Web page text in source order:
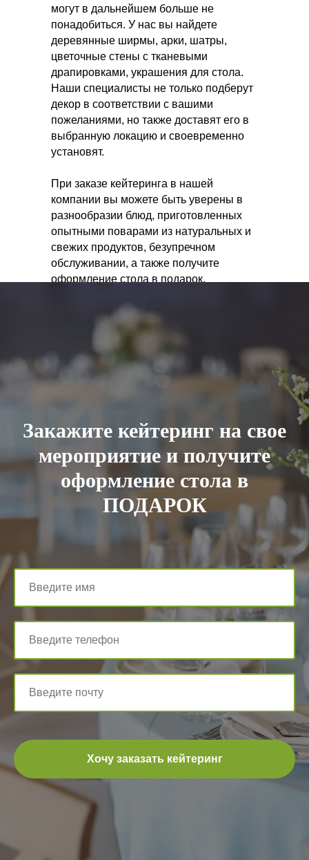
могут в дальнейшем больше не
понадобиться. У нас вы найдете
деревянные ширмы, арки, шатры,
цветочные стены с тканевыми
драпировками, украшения для стола.
Наши специалисты не только подберут
декор в соответствии с вашими
пожеланиями, но также доставят его в
выбранную локацию и своевременно
установят.
При заказе кейтеринга в нашей
компании вы можете быть уверены в
разнообразии блюд, приготовленных
опытными поварами из натуральных и
свежих продуктов, безупречном
обслуживании, а также получите
оформление стола в подарок.
Закажите кейтеринг на свое
мероприятие и получите
оформление стола в
ПОДАРОК
Хочу заказать кейтеринг